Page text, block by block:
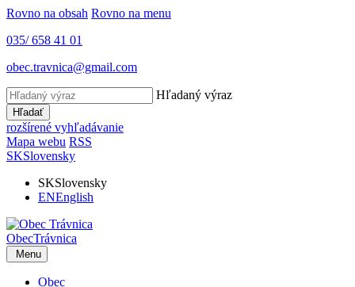
Rovno na obsah Rovno na menu
035/ 658 41 01
obec.travnica@gmail.com
Hľadaný výraz
Hľadať
rozšírené vyhľadávanie
Mapa webu RSS
SKSlovensky
SKSlovensky
ENEnglish
ObecTrávnica
Menu
Obec